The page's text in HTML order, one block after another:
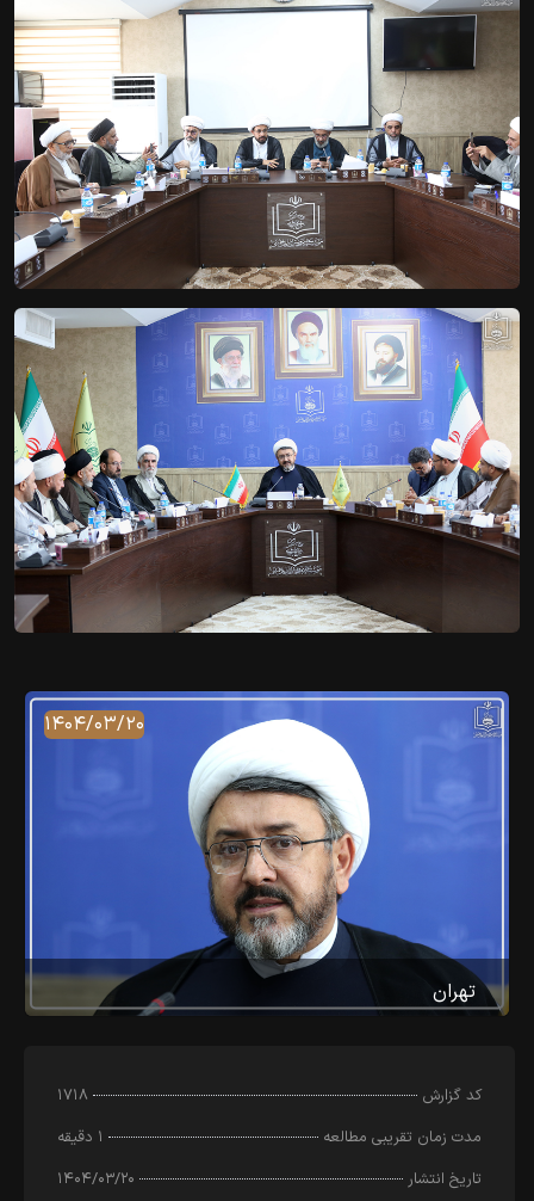
۱۴۰۴/۰۳/۲۰
تهران
کد‌ گزارش
۱۷۱۸
مدت زمان تقریبی مطالعه
۱ دقیقه
تاریخ انتشار
۱۴۰۴/۰۳/۲۰